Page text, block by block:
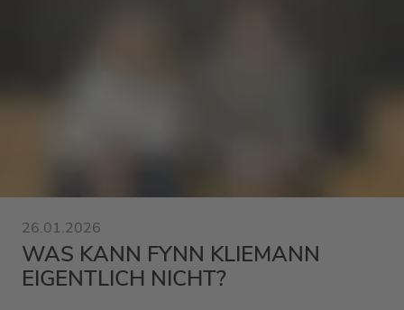
26.01.2026
WAS KANN FYNN KLIEMANN
EIGENTLICH NICHT?